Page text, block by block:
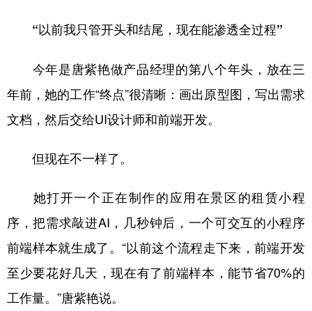
“以前我只管开头和结尾，现在能渗透全过程”
今年是唐紫艳做产品经理的第八个年头，放在三
年前，她的工作“终点”很清晰：画出原型图，写出需求
文档，然后交给UI设计师和前端开发。
但现在不一样了。
她打开一个正在制作的应用在景区的租赁小程
序，把需求敲进AI，几秒钟后，一个可交互的小程序
前端样本就生成了。“以前这个流程走下来，前端开发
至少要花好几天，现在有了前端样本，能节省70%的
工作量。”唐紫艳说。